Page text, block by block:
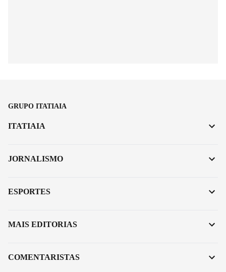
GRUPO ITATIAIA
ITATIAIA
JORNALISMO
ESPORTES
MAIS EDITORIAS
COMENTARISTAS